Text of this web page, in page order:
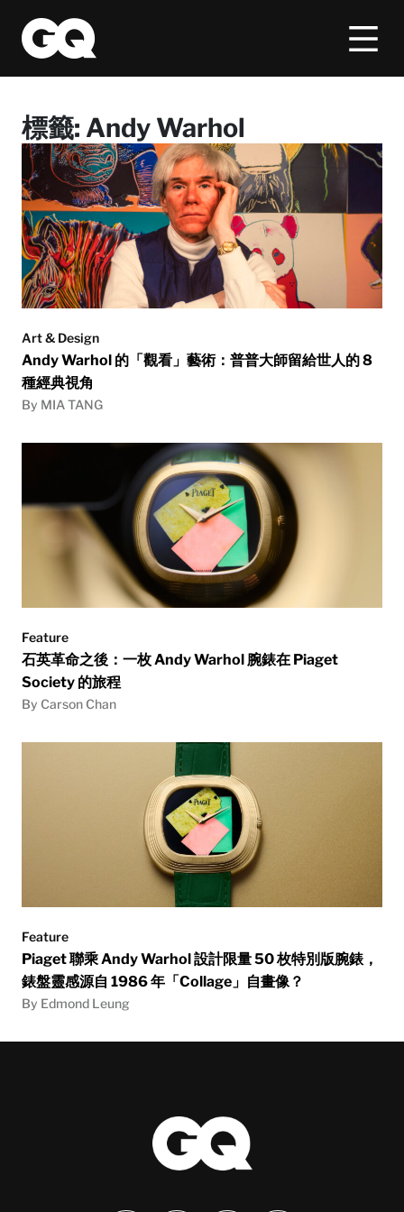
標籤: Andy Warhol
Art & Design
Andy Warhol 的「觀看」藝術：普普大師留給世人的 8
種經典視角
By MIA TANG
Feature
石英革命之後：一枚 Andy Warhol 腕錶在 Piaget
Society 的旅程
By Carson Chan
Feature
Piaget 聯乘 Andy Warhol 設計限量 50 枚特別版腕錶，
錶盤靈感源自 1986 年「Collage」自畫像？
By Edmond Leung